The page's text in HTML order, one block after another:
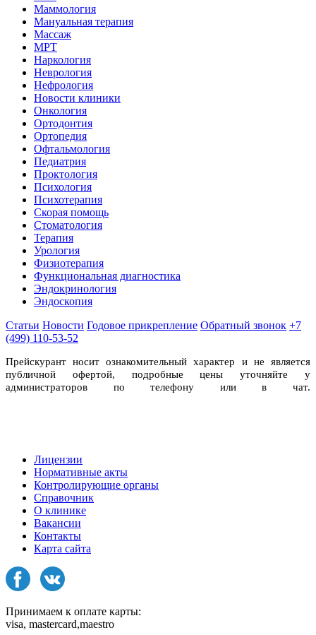
Маммология
Мануальная терапия
Массаж
МРТ
Наркология
Неврология
Нефрология
Новости клиники
Онкология
Ортодонтия
Ортопедия
Офтальмология
Педиатрия
Проктология
Психология
Психотерапия
Скорая помощь
Стоматология
Терапия
Урология
Физиотерапия
Функциональная диагностика
Эндокринология
Эндоскопия
Статьи Новости Годовое прикрепление Обратный звонок +7
(499) 110-53-52
Прейскурант носит ознакомительный характер и не является
публичной офертой, подробные цены уточняйте у
администраторов по телефону или в чат.
Лицензии
Нормативные акты
Контролирующие органы
Справочник
О клинике
Вакансии
Контакты
Карта сайта
Принимаем к оплате карты:
visa, mastercard,maestro